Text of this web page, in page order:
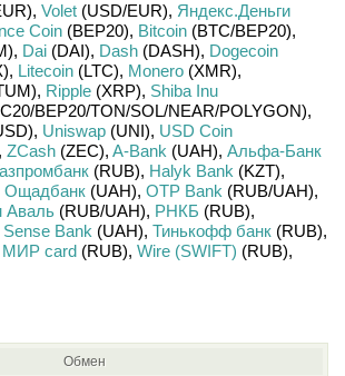
, Volet(USD/EUR), Яндекс.Деньги
Coin(BEP20), Bitcoin(BTC/BEP20),
, Dai(DAI), Dash(DASH), Dogecoin
, Litecoin(LTC), Monero(XMR),
, Ripple(XRP), Shiba Inu
BEP20/TON/SOL/NEAR/POLYGON),
, Uniswap(UNI), USD Coin
, ZCash(ZEC), A-Bank (UAH), Альфа-Банк
(RUB), Halyk Bank (KZT),
Ощадбанк(UAH), OTP Bank (RUB/UAH),
Аваль(RUB/UAH), РНКБ (RUB),
Sense Bank (UAH), Тинькофф банк(RUB),
МИР card(RUB), Wire (SWIFT) (RUB),
Обмен